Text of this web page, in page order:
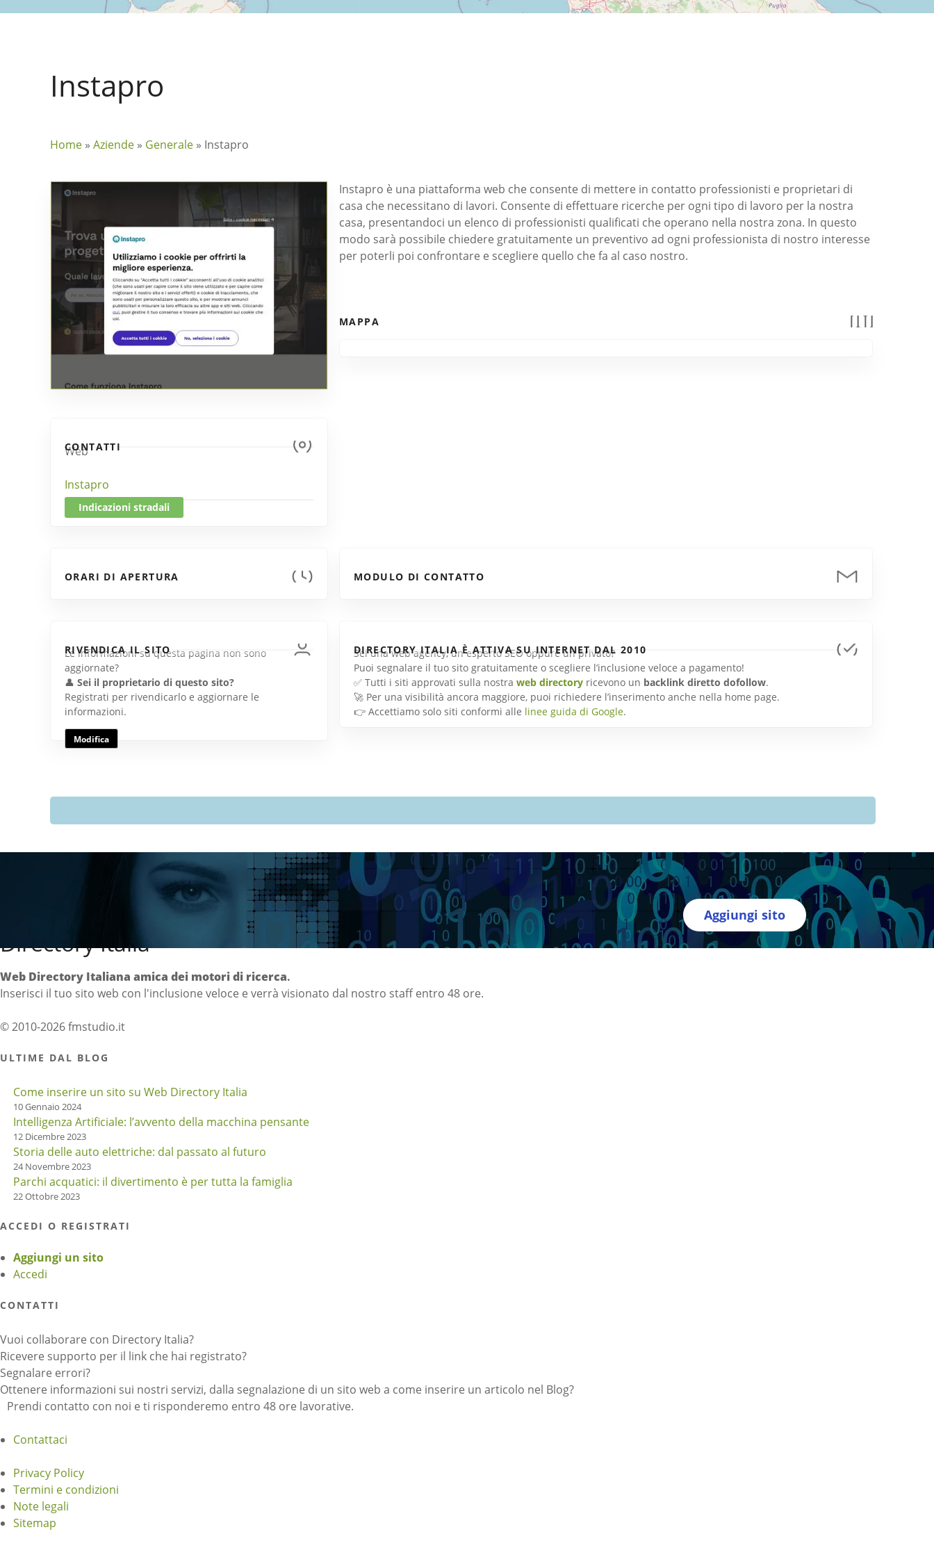
Instapro
Home » Aziende » Generale » Instapro
CONTATTI
Web
Instapro
Indicazioni stradali
Instapro è una piattaforma web che consente di mettere in contatto professionisti e proprietari di
casa che necessitano di lavori. Consente di effettuare ricerche per ogni tipo di lavoro per la nostra
casa, presentandoci un elenco di professionisti qualificati che operano nella nostra zona. In questo
modo sarà possibile chiedere gratuitamente un preventivo ad ogni professionista di nostro interesse
per poterli poi confrontare e scegliere quello che fa al caso nostro.
MAPPA
ORARI DI APERTURA MODULO DI CONTATTO
RIVENDICA IL SITO
Le informazioni su questa pagina non sono
aggiornate?
👤 Sei il proprietario di questo sito?
Registrati per rivendicarlo e aggiornare le
informazioni.
Modifica
DIRECTORY ITALIA È ATTIVA SU INTERNET DAL 2010
Sei una web agency, un esperto SEO oppure un privato?
Puoi segnalare il tuo sito gratuitamente o scegliere l’inclusione veloce a pagamento!
✅ Tutti i siti approvati sulla nostra web directoryricevono un backlink diretto dofollow.
🚀 Per una visibilità ancora maggiore, puoi richiedere l’inserimento anche nella home page.
👉 Accettiamo solo siti conformi alle linee guida di Google.
Aggiungi sito
Directory Italia
Web Directory Italiana amica dei motori di ricerca.
Inserisci il tuo sito web con l'inclusione veloce e verrà visionato dal nostro staff entro 48 ore.
© 2010-2026 fmstudio.it
ULTIME DAL BLOG
Come inserire un sito su Web Directory Italia
10 Gennaio 2024
Intelligenza Artificiale: l’avvento della macchina pensante
12 Dicembre 2023
Storia delle auto elettriche: dal passato al futuro
24 Novembre 2023
Parchi acquatici: il divertimento è per tutta la famiglia
22 Ottobre 2023
ACCEDI O REGISTRATI
Aggiungi un sito
Accedi
CONTATTI
Vuoi collaborare con Directory Italia?
Ricevere supporto per il link che hai registrato?
Segnalare errori?
Ottenere informazioni sui nostri servizi, dalla segnalazione di un sito web a come inserire un articolo nel Blog?
Prendi contatto con noi e ti risponderemo entro 48 ore lavorative.
Contattaci
Privacy Policy
Termini e condizioni
Note legali
Sitemap